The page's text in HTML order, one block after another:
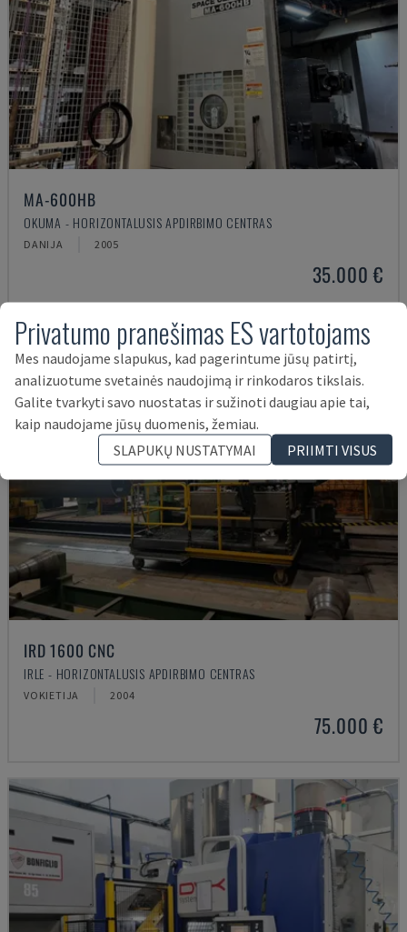
MA-600HB
OKUMA - HORIZONTALUSIS APDIRBIMO CENTRAS
DANIJA 2005
35.000 €
IRD 1600 CNC
IRLE - HORIZONTALUSIS APDIRBIMO CENTRAS
VOKIETIJA 2004
75.000 €
Privatumo pranešimas ES vartotojams
Mes naudojame slapukus, kad pagerintume jūsų patirtį,
analizuotume svetainės naudojimą ir rinkodaros tikslais.
Galite tvarkyti savo nuostatas ir sužinoti daugiau apie tai,
kaip naudojame jūsų duomenis, žemiau.
SLAPUKŲ NUSTATYMAI
PRIIMTI VISUS